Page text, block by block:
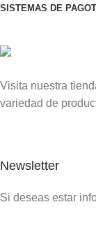
SISTEMAS DE PAGO
Visita nuestra
variedad de
Newsletter
Si deseas estar